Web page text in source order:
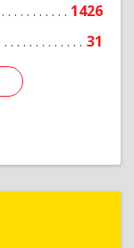
1426
31